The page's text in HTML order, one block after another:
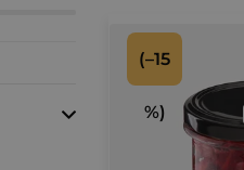
V
ý (–15
%)